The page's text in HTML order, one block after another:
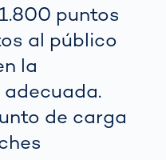
puntos
al público
la
de carga